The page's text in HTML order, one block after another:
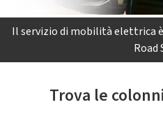
Il servizio di mobilità elettrica
Road
Trova le